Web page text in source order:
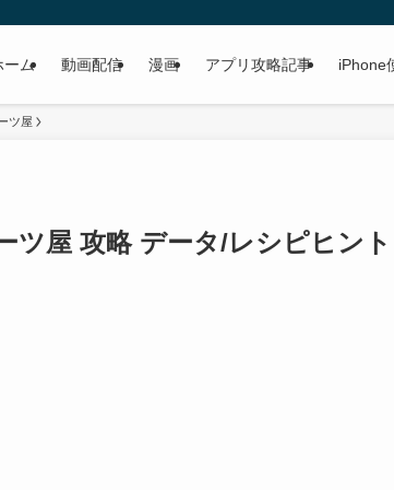
ーム 動画配信 漫画 アプリ攻略記事 iPhone
ツ屋
ツ屋 攻略 データ/レシピヒント